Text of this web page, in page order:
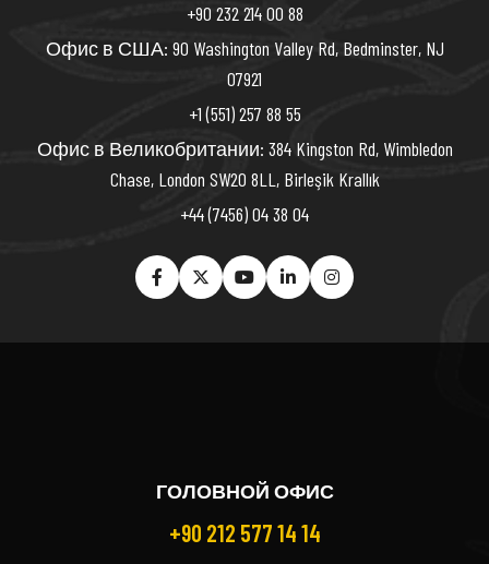
+90 232 214 00 88
Офис в США: 90 Washington Valley Rd, Bedminster, NJ
07921
+1 (551) 257 88 55
Офис в Великобритании: 384 Kingston Rd, Wimbledon
Chase, London SW20 8LL, Birleşik Krallık
+44 (7456) 04 38 04
ГОЛОВНОЙ ОФИС
+90 212 577 14 14